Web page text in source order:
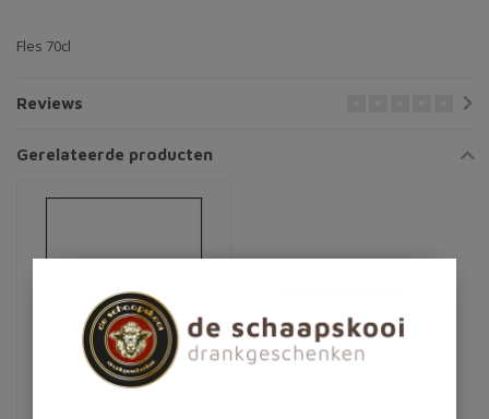
Fles 70cl
Reviews
Gerelateerde producten